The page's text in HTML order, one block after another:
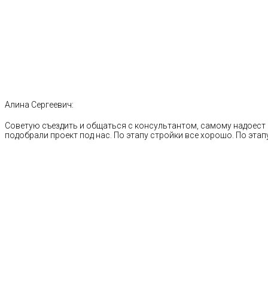
Алина Сергеевич:
Советую съездить и общаться с консультантом, самому
подобрали проект под нас. По этапу стройки все хорошо. По